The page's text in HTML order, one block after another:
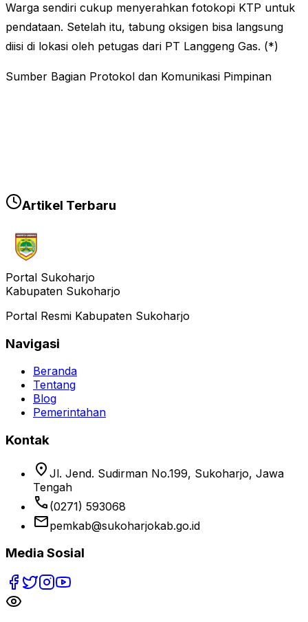
Warga sendiri cukup menyerahkan fotokopi KTP untuk
pendataan. Setelah itu, tabung oksigen bisa langsung
diisi di lokasi oleh petugas dari PT Langgeng Gas. (*)
Sumber Bagian Protokol dan Komunikasi Pimpinan
Artikel Terbaru
Portal Sukoharjo
Kabupaten Sukoharjo
Portal Resmi Kabupaten Sukoharjo
Navigasi
Beranda
Tentang
Blog
Pemerintahan
Kontak
location_on Jl. Jend. Sudirman No.199, Sukoharjo, Jawa
Tengah
phone (0271) 593068
emailpemkab@sukoharjokab.go.id
Media Sosial